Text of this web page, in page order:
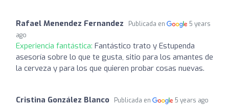
Rafael Menendez Fernandez Publicada en
5 years
ago
Experiencia fantástica: Fantástico trato y Estupenda
asesoría sobre lo que te gusta, sitio para los amantes de
la cerveza y para los que quieren probar cosas nuevas.
Cristina González Blanco Publicada en 5 years ago